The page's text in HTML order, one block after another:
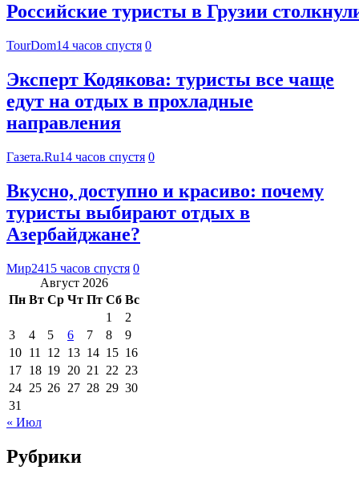
Российские туристы в Грузии
TourDom14 часов спустя 0
Эксперт Кодякова: туристы все чаще
едут на отдых в прохладные
направления
Газета.Ru14 часов спустя 0
Вкусно, доступно и красиво: почему
туристы выбирают отдых в
Азербайджане?
Мир2415 часов спустя 0
Август 2026
Пн Вт Ср Чт Пт Сб Вс
1
2
3
4 5 6 7 8
9
10 11 12 13 14 15 16
17 18 19 20 21 22 23
24 25 26 27 28 29 30
31
« Июл
Рубрики